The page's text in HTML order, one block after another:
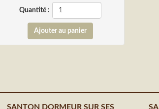
Quantité :
SANTON DORMEUR SUR SES